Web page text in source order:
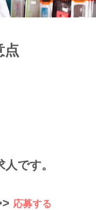
点
です。
応募する